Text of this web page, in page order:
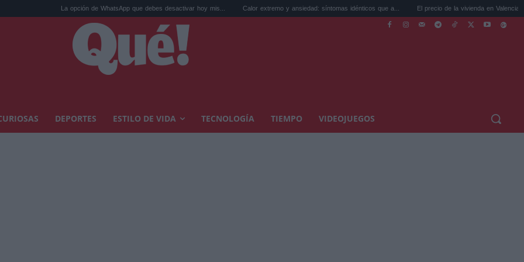
La opción de WhatsApp que debes desactivar hoy mis... Calor extremo y ansiedad: síntomas idénticos que a... El precio de la vivienda en Valencia sube a 3.485 ...
DEPORTES ESTILO DE VIDA TECNOLOGÍA TIEMPO VIDEOJUEGOS